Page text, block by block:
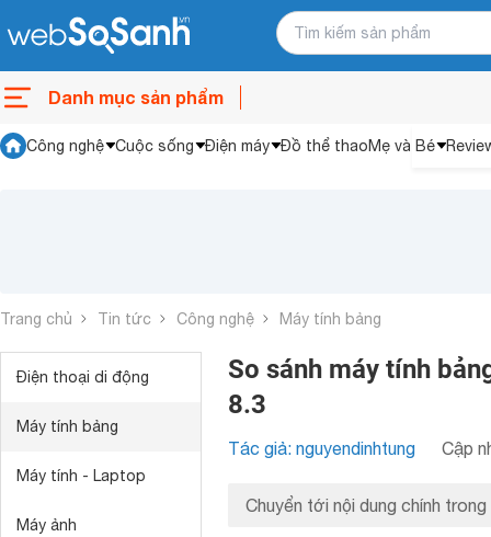
Danh mục sản phẩm
Công nghệ Cuộc sống Điện máy Đồ thể thaoMẹ và Bé
Trang chủ Tin tức Công nghệ Máy tính bảng
Điện thoại di động
Máy tính bảng
Máy tính - Laptop
Máy ảnh
So sánh máy tính
8.3
Tác giả: nguyendinhtung Cập
Chuyển tới nội dung chính trong